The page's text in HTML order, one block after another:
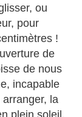
ou
pour
!
de
de nous
incapable
la